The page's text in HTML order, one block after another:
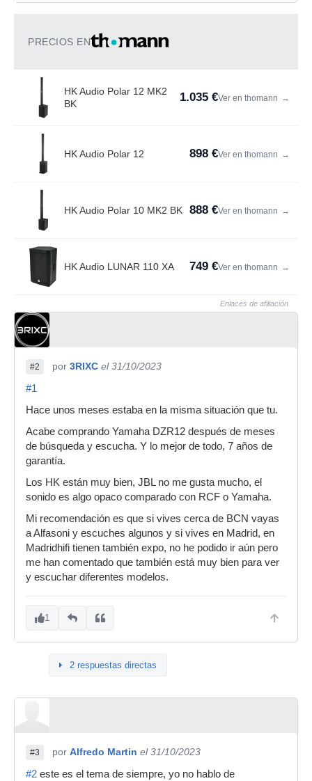
PRECIOS EN
HK Audio Polar 12 MK2
BK
1.035 €Ver en thomann →
HK Audio Polar 12 898 €Ver en thomann →
HK Audio Polar 10 MK2 BK 888 €Ver en thomann →
HK Audio LUNAR 110 XA 749 €Ver en thomann →
Enlaces de afiliación
#2 por 3RIXC el 31/10/2023
#1
Hace unos meses estaba en la misma situación que tu.
Acabe comprando Yamaha DZR12 después de meses
de búsqueda y escucha. Y lo mejor de todo, 7 años de
garantía.
Los HK están muy bien, JBL no me gusta mucho, el
sonido es algo opaco comparado con RCF o Yamaha.
Mi recomendación es que si vives cerca de BCN vayas
a Alfasoni y escuches algunos y si vives en Madrid, en
Madridhifi tienen también expo, no he podido ir aún pero
me han comentado que también está muy bien para ver
y escuchar diferentes modelos.
1
2 respuestas directas
#3 por Alfredo Martin el 31/10/2023
#2 este es el tema de siempre, yo no hablo de